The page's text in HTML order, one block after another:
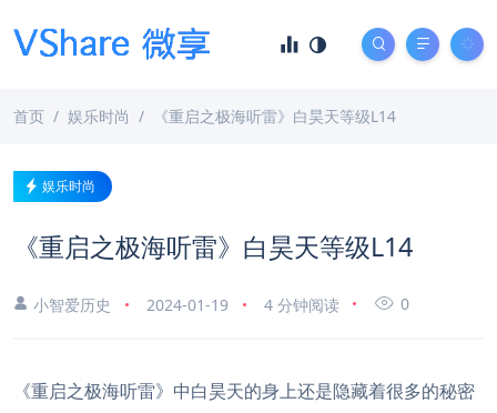
首页 娱乐时尚 《重启之极海听雷》白昊天等级L14
娱乐时尚
《重启之极海听雷》白昊天等级L14
小智爱历史 2024-01-19 4 分钟阅读 0
《重启之极海听雷》中白昊天的身上还是隐藏着很多的秘密